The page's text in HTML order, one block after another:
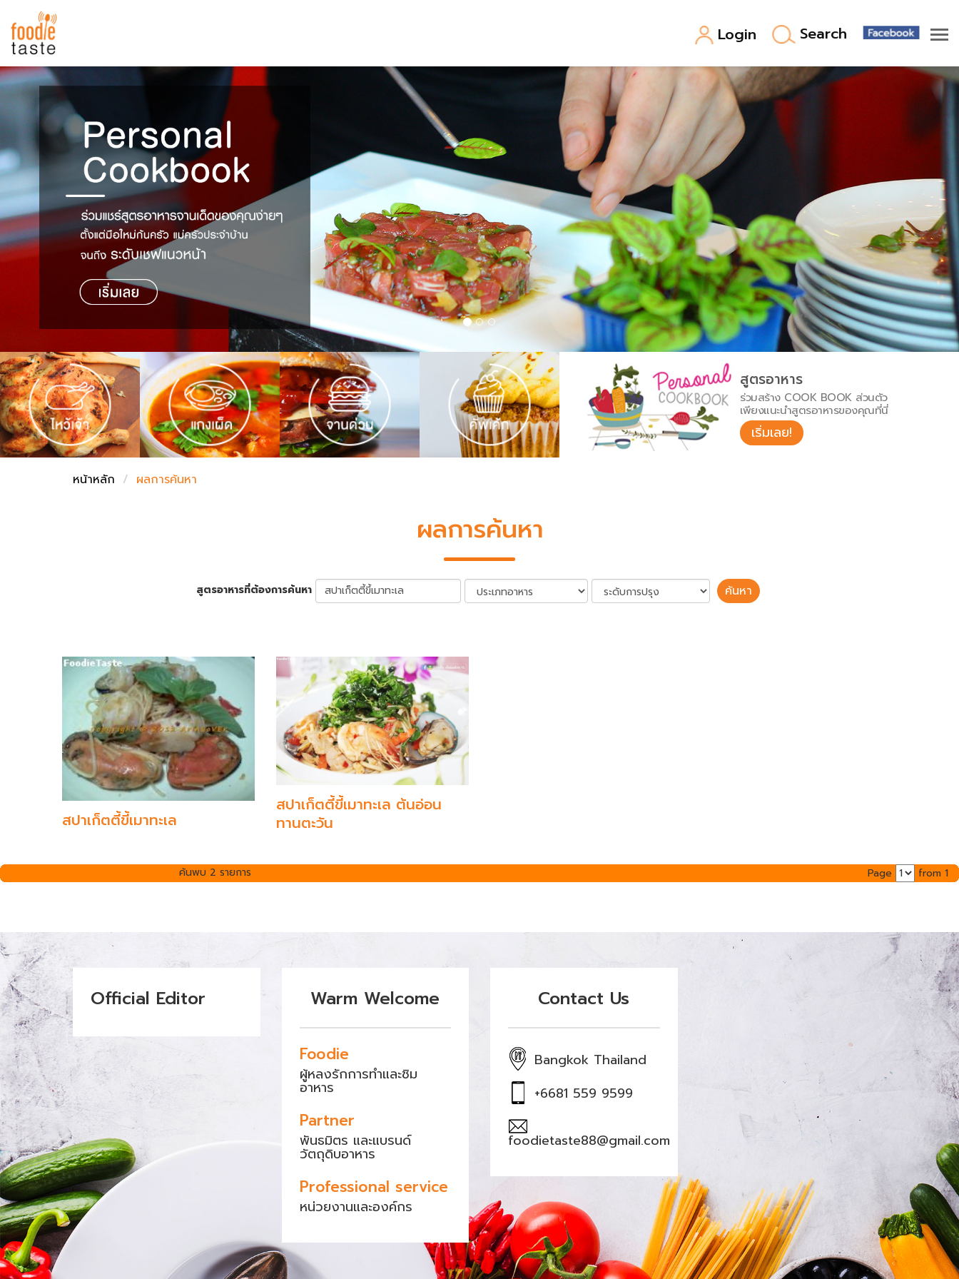
Login Search
สูตรอาหาร
สูตรอาหารล่าสุด
Top Foodie
พาไปชิม
สารพันก้นครัว
เคล็ดลับน่ารู้
เปรียบเทียบหน่วยการตวง
เปรียบเทียบอุณหภูมิ
เปรียบเทียบน้ำหนักวัตถุดิบ
ชั่งตวงเนย
FoodPedia
สร้าง Cookbook
สูตรอาหาร
ร่วมสร้าง COOK BOOK ส่วนตัว
เพียงแนะนำสูตรอาหารของคุณที่นี่
เริ่มเลย!
หน้าหลัก ผลการค้นหา
ผลการค้นหา
สูตรอาหารที่ต้องการค้นหา ค้นหา
สปาเก็ตตี้ขี้เมาทะเล
สปาเก็ตตี้ขี้เมาทะเล ต้นอ่อน
ทานตะวัน
ค้นพบ 2 รายการ Page from 1
Official Editor Warm Welcome
Foodie
ผู้หลงรักการทำและชิม
อาหาร
Partner
พันธมิตร และแบรนด์
วัตถุดิบอาหาร
Professional service
หน่วยงานและองค์กร
Contact Us
Bangkok Thailand
+6681 559 9599
foodietaste88@gmail.com